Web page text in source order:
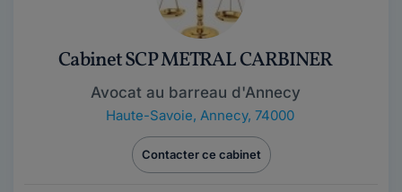
Cabinet SCP METRAL CARBINER
Avocat au barreau d'Annecy
Haute-Savoie, Annecy, 74000
Contacter ce cabinet